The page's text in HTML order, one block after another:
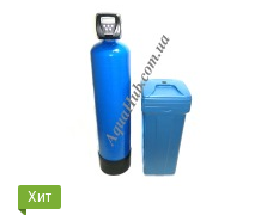
Хит